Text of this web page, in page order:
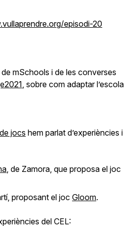
episodi-20
mSchools i de les converses
, sobre com adaptar l’escola
jocs hem parlat d’experiències i
, de Zamora, que proposa el joc
proposant el joc Gloom.
del CEL: